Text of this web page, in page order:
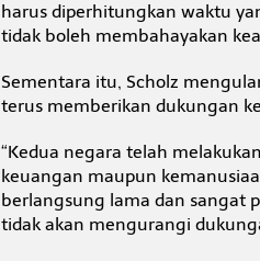
harus diperhitungkan waktu
tidak boleh membahayakan
Sementara itu, Scholz
terus memberikan dukungan
“Kedua negara telah
keuangan maupun
berlangsung lama dan sangat
tidak akan mengurangi